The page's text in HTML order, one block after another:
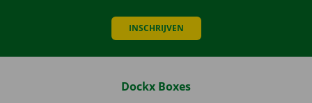
INSCHRIJVEN
Dockx Boxes